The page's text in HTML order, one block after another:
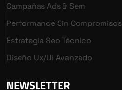
Campañas Ads & Sem
Performance Sin Compromisos
Estrategia Seo Técnico
Diseño Ux/ui Avanzado
NEWSLETTER